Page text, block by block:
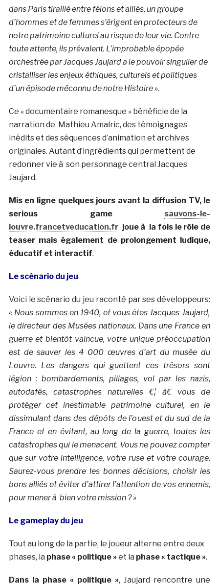
dans Paris tiraillé entre félons et alliés, un groupe
d’hommes et de femmes s’érigent en protecteurs de
notre patrimoine culturel au risque de leur vie. Contre
toute attente, ils prévalent. L’improbable épopée
orchestrée par Jacques Jaujard a le pouvoir singulier de
cristalliser les enjeux éthiques, culturels et politiques
d’un épisode méconnu de notre Histoire ».
Ce « documentaire romanesque » bénéficie de la
narration de Mathieu Amalric, des témoignages
inédits et des séquences d’animation et archives
originales. Autant d’ingrédients qui permettent de
redonner vie à son personnage central Jacques
Jaujard.
Mis en ligne quelques jours avant la diffusion TV, le
serious game sauvons-le-
louvre.francetveducation.fr joue à la fois le rôle de
teaser mais également de prolongement ludique,
éducatif et interactif.
Le scénario du jeu
Voici le scénario du jeu raconté par ses développeurs:
« Nous sommes en 1940, et vous êtes Jacques Jaujard,
le directeur des Musées nationaux. Dans une France en
guerre et bientôt vaincue, votre unique préoccupation
est de sauver les 4 000 œuvres d’art du musée du
Louvre. Les dangers qui guettent ces trésors sont
légion : bombardements, pillages, vol par les nazis,
autodafés, catastrophes naturelles €¦ à€ vous de
protéger cet inestimable patrimoine culturel, en le
dissimulant dans des dépôts de l’ouest et du sud de la
France et en évitant, au long de la guerre, toutes les
catastrophes qui le menacent. Vous ne pouvez compter
que sur votre intelligence, votre ruse et votre courage.
Saurez-vous prendre les bonnes décisions, choisir les
bons alliés et éviter d’attirer l’attention de vos ennemis,
pour mener à bien votre mission ? »
Le gameplay du jeu
Tout au long de la partie, le joueur alterne entre deux
phases, la phase « politique » et la phase « tactique ».
Dans la phase « politique », Jaujard rencontre une